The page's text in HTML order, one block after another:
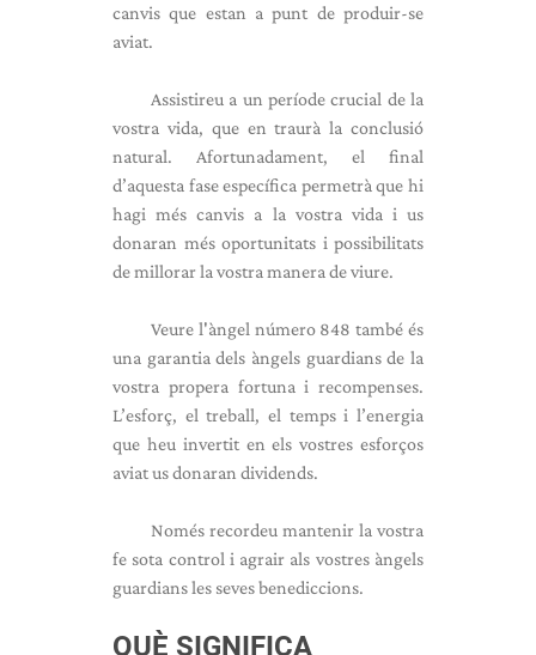
canvis que estan a punt de produir-se
aviat.
Assistireu a un període crucial de la
vostra vida, que en traurà la conclusió
natural. Afortunadament, el final
d’aquesta fase específica permetrà que hi
hagi més canvis a la vostra vida i us
donaran més oportunitats i possibilitats
de millorar la vostra manera de viure.
Veure l'àngel número 848 també és
una garantia dels àngels guardians de la
vostra propera fortuna i recompenses.
L’esforç, el treball, el temps i l’energia
que heu invertit en els vostres esforços
aviat us donaran dividends.
Només recordeu mantenir la vostra
fe sota control i agrair als vostres àngels
guardians les seves benediccions.
QUÈ SIGNIFICA